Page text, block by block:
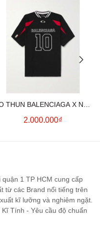
THUN BALENCIAGA X NBA
LOGO COTTON JERSEY T-
2.000.000₫
1 TP HCM cung cấp
từ các Brand nổi tiếng trên
kĩ lưỡng và nghiêm ngặt.
Tính - Yêu cầu độ chuẩn